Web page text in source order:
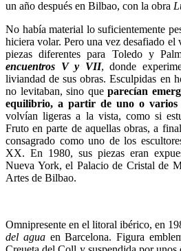
un año después en Bilbao, con la obra
No había material lo suficientemente
hiciera volar. Pero una vez desafiado el
piezas diferentes para Toledo y
encuentros V y VII, donde
liviandad de sus obras. Esculpidas en
no levitaban, sino que parecían
equilibrio, a partir de uno o varios
volvían ligeras a la vista, como si
Fruto en parte de aquellas obras, a
consagrado como uno de los
XX. En 1980, sus piezas eran
Nueva York, el Palacio de Cristal de
Artes de Bilbao.
Omnipresente en el litoral ibérico, en
del aguaen Barcelona. Figura